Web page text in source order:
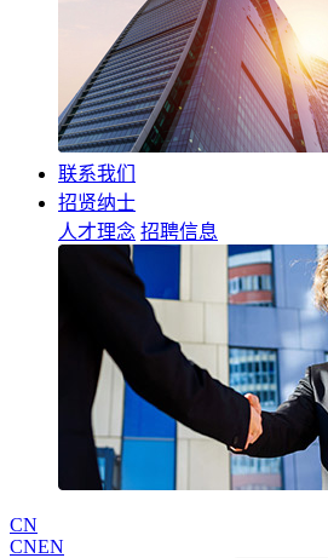
联系我们
招贤纳士
人才理念 招聘信息
CN
CNEN